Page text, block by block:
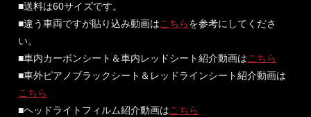
■送料は60サイズです。
■違う車両ですが貼り込み動画はこちらを参考にしてくださ
い。
■車内カーボンシート＆車内レッドシート紹介動画はこちら
■車外ピアノブラックシート＆レッドラインシート紹介動画は
こちら
■ヘッドライトフィルム紹介動画はこちら